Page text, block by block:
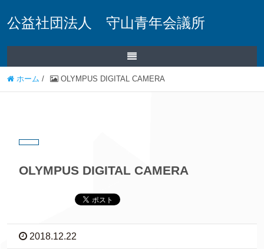
公益社団法人 守山青年会議所
ホーム / OLYMPUS DIGITAL CAMERA
OLYMPUS DIGITAL CAMERA
2018.12.22